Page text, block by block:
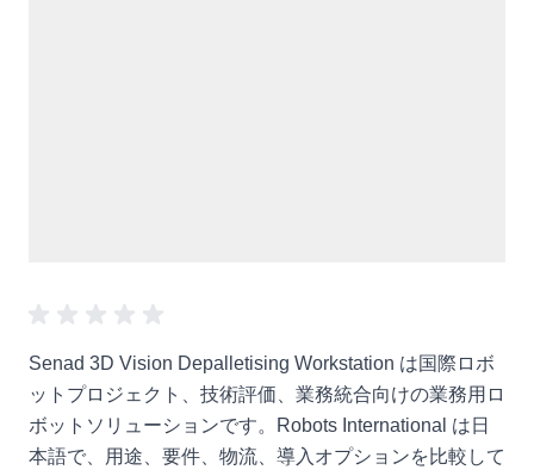
Senad 3D Vision Depalletising Workstation は国際ロボ
ットプロジェクト、技術評価、業務統合向けの業務用ロ
ボットソリューションです。Robots International は日
本語で、用途、要件、物流、導入オプションを比較して